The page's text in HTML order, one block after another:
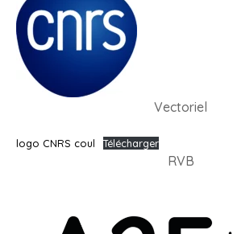
Vectoriel
logo CNRS coul Télécharger
RVB